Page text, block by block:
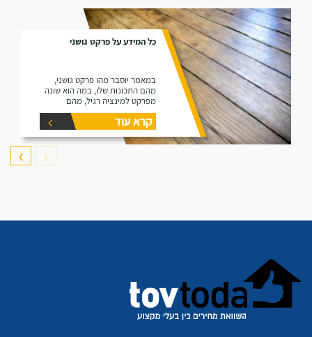
כל המידע על פרקט גושני
במאמר יוסבר מהו פרקט גושני,
מהם התכונות שלו, במה הוא שונה
מפרקט למינציה רגיל, מהם
היתרונות שלו ומהם החסרונות שלו.
קרא עוד
❮
❯